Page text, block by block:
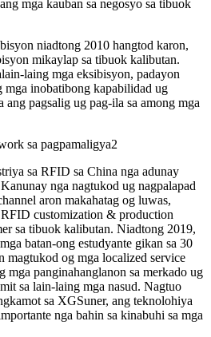
mga kauban sa negosyo sa tibuok
niadtong 2010 hangtod karon,
mikaylap sa tibuok kalibutan.
laing mga eksibisyon, padayon
mga inobatibong kapabilidad ug
ang pagsalig ug pag-ila sa among mga
sa RFID sa China nga adunay
Kanunay nga nagtukod ug nagpalapad
aron makahatag og luwas,
customization & production
sa tibuok kalibutan. Niadtong 2019,
batan-ong estudyante gikan sa 30
magtukod og mga localized service
mga panginahanglanon sa merkado ug
sa lain-laing mga nasud. Nagtuo
sa XGSuner, ang teknolohiya
nga bahin sa kinabuhi sa mga